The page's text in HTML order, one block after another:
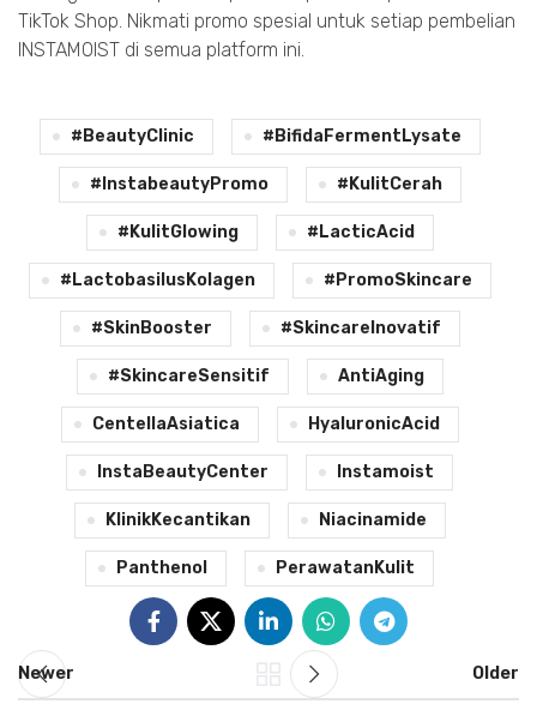
TikTok Shop. Nikmati promo spesial untuk setiap pembelian
INSTAMOIST di semua platform ini.
#BeautyClinic #BifidaFermentLysate
#InstabeautyPromo #KulitCerah
#KulitGlowing #LacticAcid
#LactobasilusKolagen #PromoSkincare
#SkinBooster #SkincareInovatif
#SkincareSensitif AntiAging
CentellaAsiatica HyaluronicAcid
InstaBeautyCenter Instamoist
KlinikKecantikan Niacinamide
Panthenol PerawatanKulit
Newer Older